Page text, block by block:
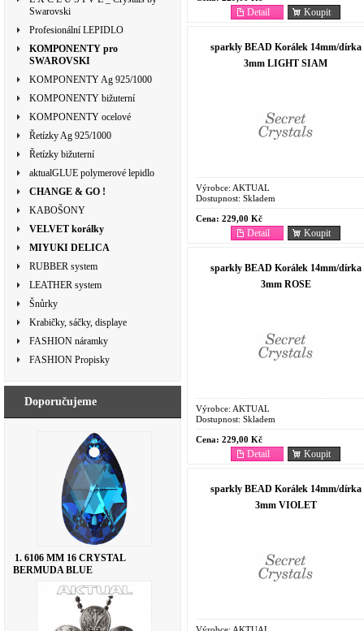
Swarovski
Profesionální LEPIDLO
KOMPONENTY pro
SWAROVSKI
KOMPONENTY Ag 925/1000
KOMPONENTY bižuterní
KOMPONENTY ocelové
Řetízky Ag 925/1000
Řetízky bižuterní
aktualGLUE polymerové lepidlo
CHANGE & GO !
KABOŠONY
VELVET korálky
MIYUKI DELICA
RUBBER system
LEATHER system
Šnůrky
Krabičky, sáčky, displaye
FASHION náramky
FASHION Propisky
Doporučujeme
1. 6106 MM 16 CRYSTAL
BERMUDA BLUE
Koupit
Detail
sparkly BEAD Korálek 14mm/dírka
3mm LIGHT SIAM
Výrobce: AKTUAL
Dostupnost: Skladem
Cena: 229,00 Kč
Koupit
Detail
sparkly BEAD Korálek 14mm/dírka
3mm ROSE
Výrobce: AKTUAL
Dostupnost: Skladem
Cena: 229,00 Kč
Koupit
Detail
sparkly BEAD Korálek 14mm/dírka
3mm VIOLET